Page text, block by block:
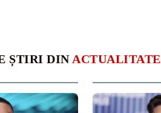
ȘTIRI DIN ACTUALITATE